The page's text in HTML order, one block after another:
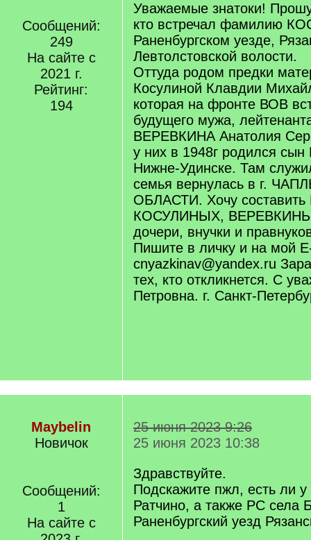
Сообщений:
249
На сайте с
2021 г.
Рейтинг:
194
Уважаемые знатоки! Прошу
кто встречал фамилию
Раненбургском уезде,
Левтолстовской волости.
Оттуда родом предки
Косулиной Клавдии
которая на фронте ВОВ
будущего мужа,
ВЕРЕВКИНА Анатолия
у них в 1948г родился сын
Нижне-Удинске. Там
семья вернулась в г.
ОБЛАСТИ. Хочу
КОСУЛИНЫХ,
дочери, внучки и
Пишите в личку и на мой
cnyazkinav@yandex.ru
тех, кто откликнется. С
Петровна. г. Санкт-
Maybelin
Новичок
Сообщений:
1
На сайте с
25 июня 2023 9:26
25 июня 2023 10:38
Здравствуйте.
Подскажите пжл, есть ли у
Ратчино, а также РС села
Раненбургский уезд